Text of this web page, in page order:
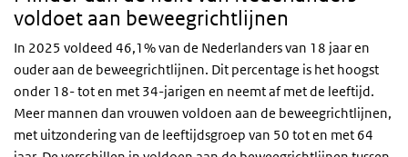
voldoet aan beweegrichtlijnen
In 2025 voldeed 46,1% van de Nederlanders van 18 jaar en
ouder aan de beweegrichtlijnen. Dit percentage is het hoogst
onder 18- tot en met 34-jarigen en neemt af met de leeftijd.
Meer mannen dan vrouwen voldoen aan de beweegrichtlijnen,
met uitzondering van de leeftijdsgroep van 50 tot en met 64